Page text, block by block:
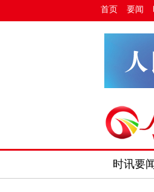
首页 要闻
时讯要闻